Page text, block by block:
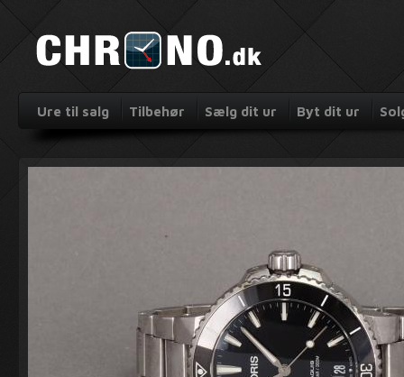
Ure til salg Tilbehør Sælg dit ur Byt dit ur